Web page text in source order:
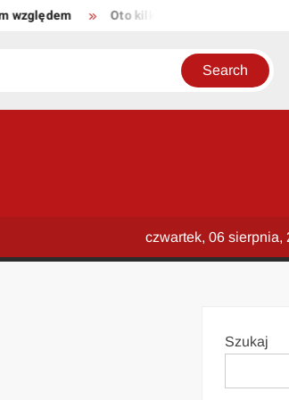
Oto kilka propozycji unikalnych
czwartek, 06 sierpnia,
Szukaj